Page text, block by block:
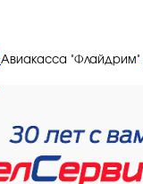
Авиакасса "Флайдрим"